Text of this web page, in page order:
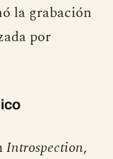
la grabación
por
Introspection,